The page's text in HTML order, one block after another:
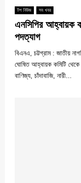
টপ নিউজ সব খবর
এনসিপির আহ্বায়ক
পদত্যাগ
বিএনএ, চট্টগ্রাম : জাতীয়
ঘোষিত আহ্বায়ক কমিটি
বাণিজ্য, চাঁদাবাজি, নারী...